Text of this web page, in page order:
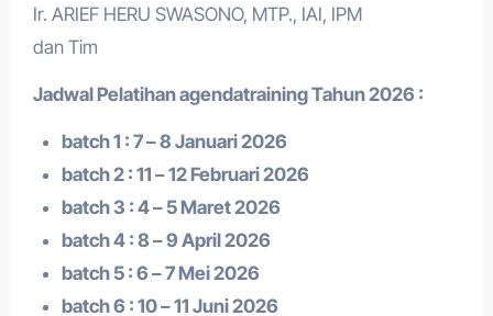
Ir. ARIEF HERU SWASONO, MTP., IAI, IPM
dan Tim
Jadwal Pelatihan agendatrainingTahun 2026 :
batch 1 : 7 – 8 Januari 2026
batch 2 : 11 – 12 Februari 2026
batch 3 : 4 – 5 Maret 2026
batch 4 : 8 – 9 April 2026
batch 5 : 6 – 7 Mei 2026
batch 6 : 10 – 11 Juni 2026